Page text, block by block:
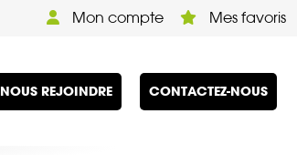
Mon compte Mes favoris
NOUS REJOINDRE CONTACTEZ-NOUS